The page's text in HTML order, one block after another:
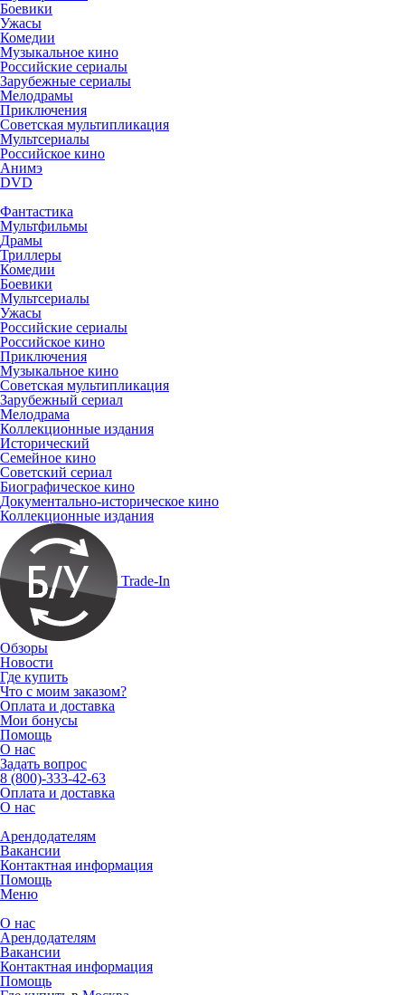
Боевики
Ужасы
Комедии
Музыкальное кино
Российские сериалы
Зарубежные сериалы
Мелодрамы
Приключения
Советская мультипликация
Мультсериалы
Российское кино
Анимэ
DVD
Фантастика
Мультфильмы
Драмы
Триллеры
Комедии
Боевики
Мультсериалы
Ужасы
Российские сериалы
Российское кино
Приключения
Музыкальное кино
Советская мультипликация
Зарубежный сериал
Мелодрама
Коллекционные издания
Исторический
Семейное кино
Советский сериал
Биографическое кино
Документально-историческое кино
Коллекционные издания
Trade-In
Обзоры
Новости
Где купить
Что с моим заказом?
Оплата и доставка
Мои бонусы
Помощь
О нас
Задать вопрос
8 (800)-333-42-63
Оплата и доставка
О нас
Арендодателям
Вакансии
Контактная информация
Помощь
Меню
О нас
Арендодателям
Вакансии
Контактная информация
Помощь